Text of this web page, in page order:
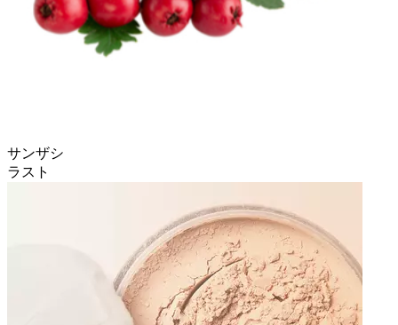
サンザシ
ラスト